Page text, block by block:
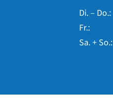
Di. – Do.:
Fr.:
Sa. + So.: